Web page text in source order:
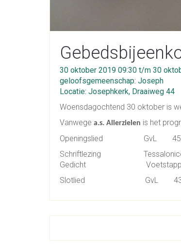
30 oktober 2019 09:30 t/m 30
geloofsgemeenschap: Joseph
Locatie: Josephkerk, Draaiweg 44
Woensdagochtend 30 oktober is
Vanwege a.s. Allerzielen is het
Openingslied GvL 453
Schriftlezing
Gedicht Voetstappen
Slotlied GvL 434 Eens